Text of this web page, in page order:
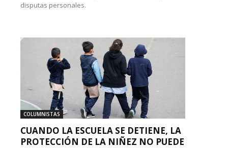
disputas personales.
COLUMNISTAS
CUANDO LA ESCUELA SE DETIENE, LA
PROTECCIÓN DE LA NIÑEZ NO PUEDE